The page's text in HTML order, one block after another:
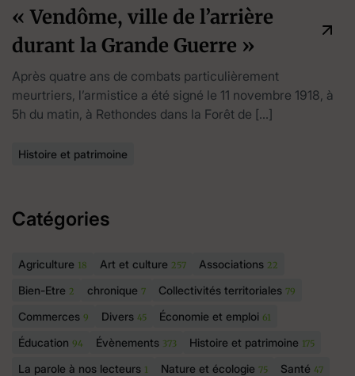
« Vendôme, ville de l’arrière
durant la Grande Guerre »
Après quatre ans de combats particulièrement
meurtriers, l’armistice a été signé le 11 novembre 1918, à
5h du matin, à Rethondes dans la Forêt de […]
Histoire et patrimoine
Catégories
Agriculture 18 Art et culture 257 Associations 22
Bien-Etre 2 chronique 7 Collectivités territoriales 79
Commerces 9 Divers 45 Économie et emploi 61
Éducation 94 Évènements 373 Histoire et patrimoine 175
La parole à nos lecteurs 1 Nature et écologie 75 Santé 47